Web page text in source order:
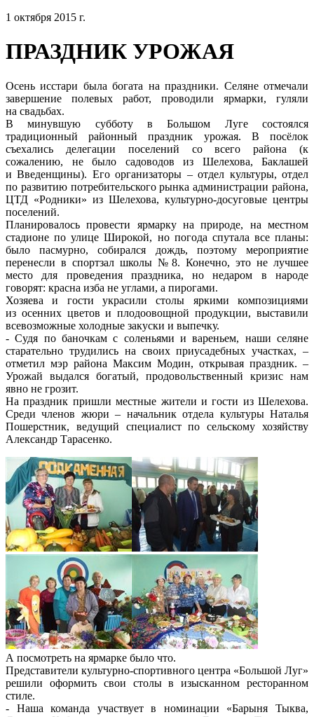
1 октября 2015 г.
ПРАЗДНИК УРОЖАЯ
Осень исстари была богата на праздники. Селяне отмечали
завершение полевых работ, проводили ярмарки, гуляли
на свадьбах.
В минувшую субботу в Большом Луге состоялся
традиционный районный праздник урожая. В посёлок
съехались делегации поселений со всего района (к
сожалению, не было садоводов из Шелехова, Баклашей
и Введенщины). Его организаторы – отдел культуры, отдел
по развитию потребительского рынка администрации района,
ЦТД «Родники» из Шелехова, культурно-досуговые центры
поселений.
Планировалось провести ярмарку на природе, на местном
стадионе по улице Широкой, но погода спутала все планы:
было пасмурно, собирался дождь, поэтому мероприятие
перенесли в спортзал школы №8. Конечно, это не лучшее
место для проведения праздника, но недаром в народе
говорят: красна изба не углами, а пирогами.
Хозяева и гости украсили столы яркими композициями
из осенних цветов и плодоовощной продукции, выставили
всевозможные холодные закуски и выпечку.
- Судя по баночкам с соленьями и вареньем, наши селяне
старательно трудились на своих приусадебных участках, –
отметил мэр района Максим Модин, открывая праздник. –
Урожай выдался богатый, продовольственный кризис нам
явно не грозит.
На праздник пришли местные жители и гости из Шелехова.
Среди членов жюри – начальник отдела культуры Наталья
Пошерстник, ведущий специалист по сельскому хозяйству
Александр Тарасенко.
А посмотреть на ярмарке было что.
Представители культурно-спортивного центра «Большой Луг»
решили оформить свои столы в изысканном ресторанном
стиле.
- Наша команда участвует в номинации «Барыня Тыква,